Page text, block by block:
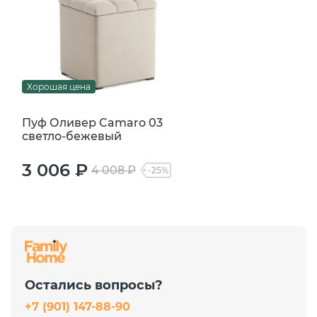
Хорошая цена
Пуф Оливер Camaro 03
светло-бежевый
3 006 ₽ 4 008 ₽ -25%
Остались вопросы?
+7 (901) 147-88-90